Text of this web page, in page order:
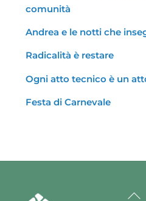
comunità
Andrea e le notti che
Radicalità è restare
Ogni atto tecnico è un
Festa di Carnevale